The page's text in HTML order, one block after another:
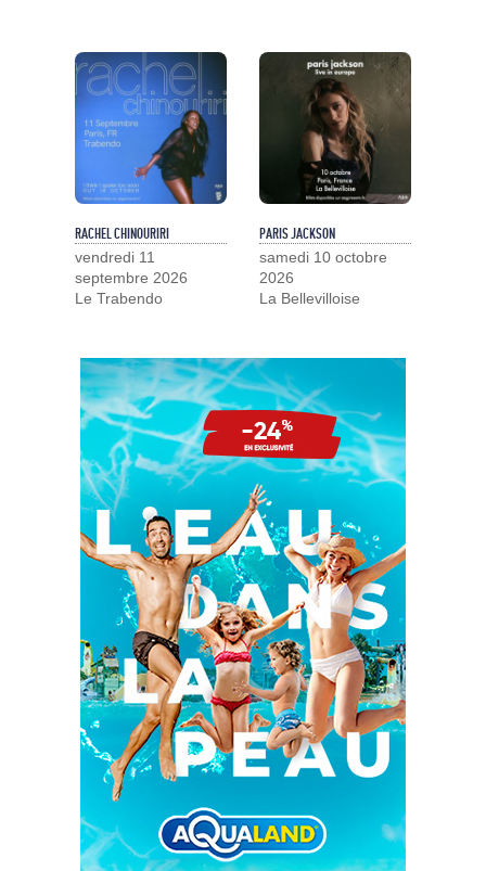
RACHEL CHINOURIRI
vendredi 11
septembre 2026
Le Trabendo
PARIS JACKSON
samedi 10 octobre
2026
La Bellevilloise